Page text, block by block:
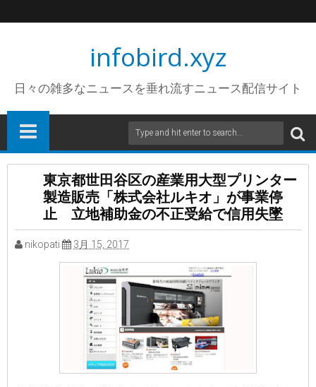
infobird.xyz
日々の雑多なニュースを垂れ流すニュース配信サイト
東京都世田谷区の産業用大型プリンター
製造販売「株式会社ルキオ」が事業停
止 立地補助金の不正受給で信用失墜
nikopati 3月 15, 2017